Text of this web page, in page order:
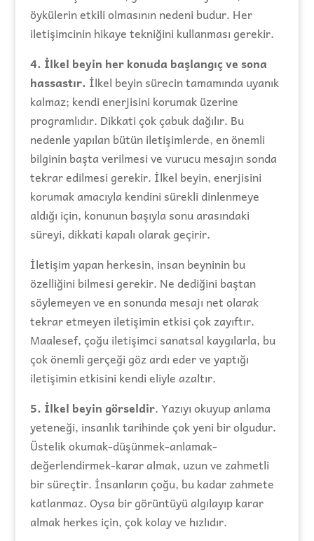
öykülerin etkili olmasının nedeni budur. Her
iletişimcinin hikaye tekniğini kullanması gerekir.
4. İlkel beyin her konuda başlangıç ve sona
hassastır. İlkel beyin sürecin tamamında uyanık
kalmaz; kendi enerjisini korumak üzerine
programlıdır. Dikkati çok çabuk dağılır. Bu
nedenle yapılan bütün iletişimlerde, en önemli
bilginin başta verilmesi ve vurucu mesajın sonda
tekrar edilmesi gerekir. İlkel beyin, enerjisini
korumak amacıyla kendini sürekli dinlenmeye
aldığı için, konunun başıyla sonu arasındaki
süreyi, dikkati kapalı olarak geçirir.
İletişim yapan herkesin, insan beyninin bu
özelliğini bilmesi gerekir. Ne dediğini baştan
söylemeyen ve en sonunda mesajı net olarak
tekrar etmeyen iletişimin etkisi çok zayıftır.
Maalesef, çoğu iletişimci sanatsal kaygılarla, bu
çok önemli gerçeği göz ardı eder ve yaptığı
iletişimin etkisini kendi eliyle azaltır.
5. İlkel beyin görseldir. Yazıyı okuyup anlama
yeteneği, insanlık tarihinde çok yeni bir olgudur.
Üstelik okumak-düşünmek-anlamak-
değerlendirmek-karar almak, uzun ve zahmetli
bir süreçtir. İnsanların çoğu, bu kadar zahmete
katlanmaz. Oysa bir görüntüyü algılayıp karar
almak herkes için, çok kolay ve hızlıdır.